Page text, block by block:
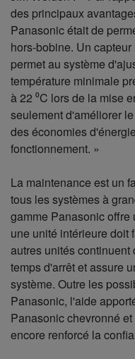
des principaux
Panasonic était de
hors-bobine. Un
permet au système
température minimale
à 22 ⁰C lors de la mise
seulement d'améliorer
des économies
fonctionnement. »
La maintenance est un
tous les systèmes à
gamme Panasonic offre
une unité intérieure doit
autres unités
temps d'arrêt et assure
système. Outre les
Panasonic, l'aide
Panasonic chevronné
encore renforcé la